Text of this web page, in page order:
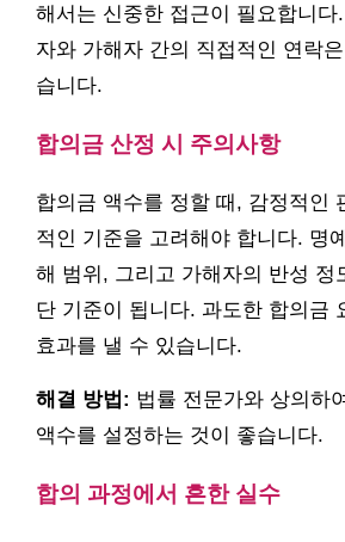
해서는 신중한 접근이 필요합니다
자와 가해자 간의 직접적인 연락
습니다.
합의금 산정 시 주의사항
합의금 액수를 정할 때, 감정적인
적인 기준을 고려해야 합니다. 명
해 범위, 그리고 가해자의 반성 정
단 기준이 됩니다. 과도한 합의금
효과를 낼 수 있습니다.
해결 방법: 법률 전문가와 상의하
액수를 설정하는 것이 좋습니다.
합의 과정에서 흔한 실수